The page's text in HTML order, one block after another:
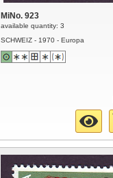
MiNo. 923
available quantity: 3
SCHWEIZ - 1970 - Europa